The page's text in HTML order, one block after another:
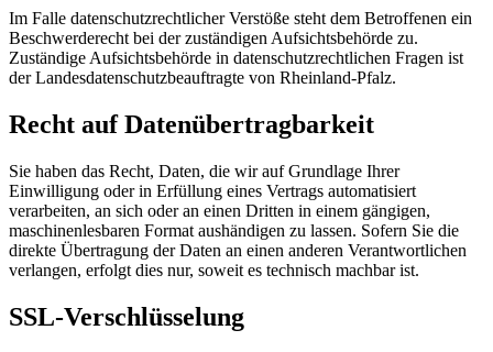
Im Falle datenschutzrechtlicher Verstöße steht dem Betroffenen ein
Beschwerderecht bei der zuständigen Aufsichtsbehörde zu.
Zuständige Aufsichtsbehörde in datenschutzrechtlichen Fragen ist
der Landesdatenschutzbeauftragte von Rheinland-Pfalz.
Recht auf Datenübertragbarkeit
Sie haben das Recht, Daten, die wir auf Grundlage Ihrer
Einwilligung oder in Erfüllung eines Vertrags automatisiert
verarbeiten, an sich oder an einen Dritten in einem gängigen,
maschinenlesbaren Format aushändigen zu lassen. Sofern Sie die
direkte Übertragung der Daten an einen anderen Verantwortlichen
verlangen, erfolgt dies nur, soweit es technisch machbar ist.
SSL-Verschlüsselung